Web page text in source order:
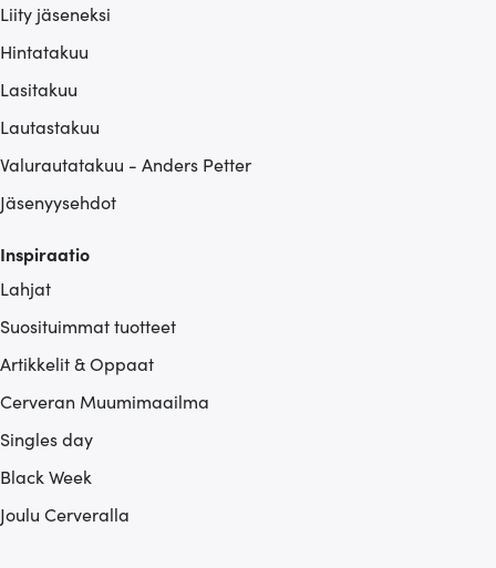
Liity jäseneksi
Hintatakuu
Lasitakuu
Lautastakuu
Valurautatakuu - Anders Petter
Jäsenyysehdot
Inspiraatio
Lahjat
Suosituimmat tuotteet
Artikkelit & Oppaat
Cerveran Muumimaailma
Singles day
Black Week
Joulu Cerveralla